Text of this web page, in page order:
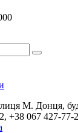
М. Донця,
+38 067 427-77-